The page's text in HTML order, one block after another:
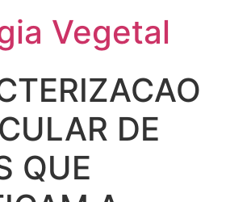
Vegetal
DE
QUE